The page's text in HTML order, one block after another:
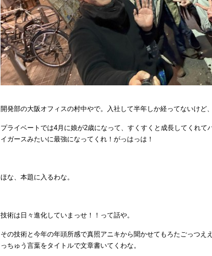
開発部の大阪オフィスの村中やで。入社して半年しか経ってないけど
プライベートでは4月に娘が2歳になって、すくすくと成長してくれて
イガースみたいに最強になってくれ！がっはっは！
ほな、本題に入るわな。
技術は日々進化していまっせ！！って話や。
その技術と今年の年頭所感で真照アニキから聞かせてもろたごっつえ
っちゅう言葉をタイトルで文章書いてくわな。